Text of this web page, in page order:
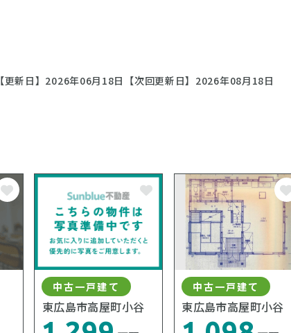
【更新日】2026年06月18日 【次回更新日】2026年08月18日
中古一戸建て
東広島市高屋町小谷
中古一戸建て
東広島市高屋町小谷